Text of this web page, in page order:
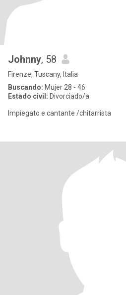
Johnny, 58
Firenze, Tuscany, Italia
Buscando: Mujer 28 - 46
Estado civil: Divorciado/a
Impiegato e cantante /chitarrista